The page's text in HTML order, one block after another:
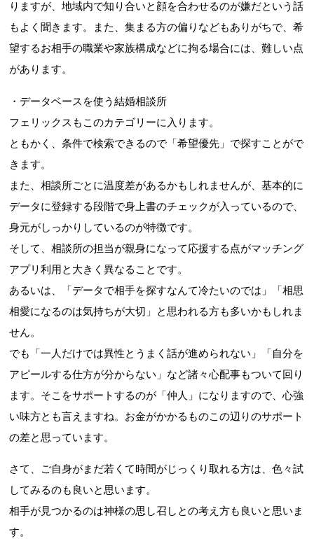
りますが、地域内で知り合いと顔を合わせるのが嫌だという話
もよく聞きます。また、集まる方の偏りなどもありがちで、希
望するお相手の職業や家族構成などに拘る場合には、難しい点
があります。
・データベースを使う結婚相談所
フェリックスもこのカテゴリーに入ります。
ともかく、条件で検索できるので「希望優先」で探すことがで
きます。
また、相談所ごとに温度差があるかもしれませんが、基本的に
データに登録する段階で身上書のチェックが入っているので、
身元がしっかりしているのが特徴です。
そして、相談所の担当が親身になって応援する点がマッチング
アプリ利用と大きく異なることです。
あるいは、「データで相手を探すなんて冷たいのでは」「相思
相愛になるのは気持ちが大切」と思われる方も多いかもしれま
せん。
でも「一人だけでは異性とうまく話が進められない」「自分を
アピールする仕方が分からない」など諸々心配事もついて回り
ます。そこをサポートするのが「仲人」になりますので、心強
い味方とも言えますね。お金がかかるものこの辺りのサポート
の差と思っています。
さて、ご自身がまだ若くて時間がじっくり取れる方は、色々試
してみるのも良いと思います。
相手が見つかるのは神様の思し召しとの考え方も良いと思いま
す。